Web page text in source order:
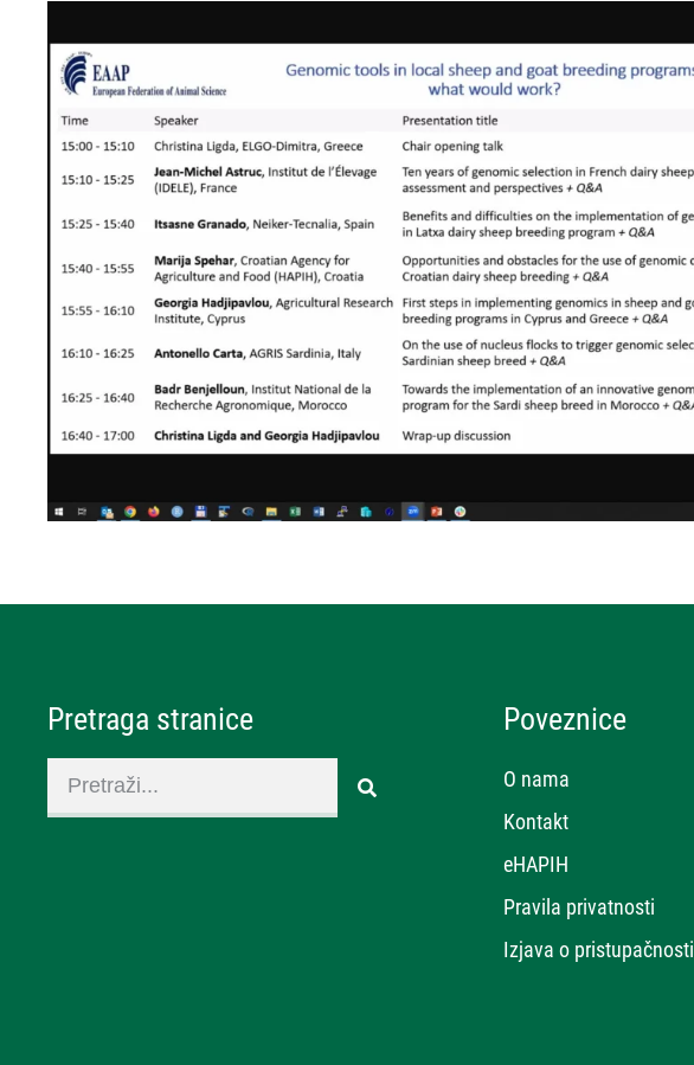
Pretraga stranice Poveznice
O nama
Kontakt
eHAPIH
Pravila privatnosti
Izjava o pristupačnosti